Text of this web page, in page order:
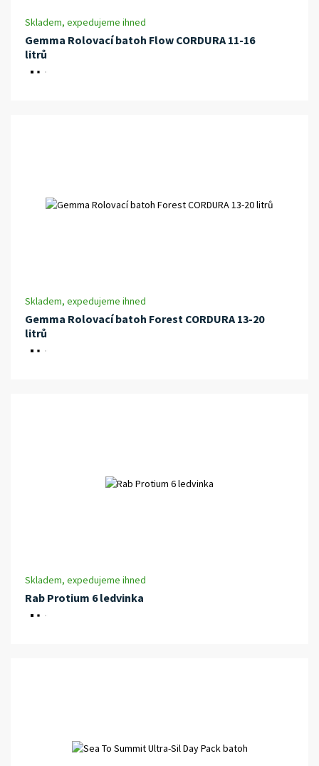
Skladem, expedujeme ihned
Gemma Rolovací batoh Flow CORDURA 11-16
litrů
Skladem, expedujeme ihned
Gemma Rolovací batoh Forest CORDURA 13-20
litrů
Skladem, expedujeme ihned
Rab Protium 6 ledvinka